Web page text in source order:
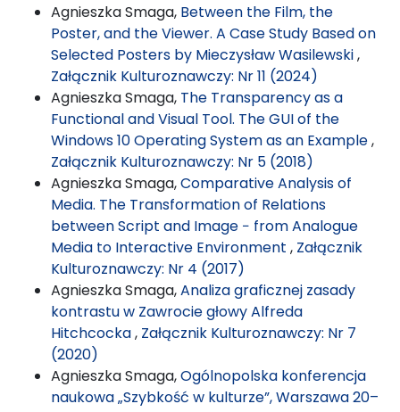
Agnieszka Smaga, Between the Film, the
Poster, and the Viewer. A Case Study Based on
Selected Posters by Mieczysław Wasilewski,
Załącznik Kulturoznawczy: Nr 11 (2024)
Agnieszka Smaga, The Transparency as a
Functional and Visual Tool. The GUI of the
Windows 10 Operating System as an Example,
Załącznik Kulturoznawczy: Nr 5 (2018)
Agnieszka Smaga,Comparative Analysis of
Media. The Transformation of Relations
between Script and Image − from Analogue
Media to Interactive Environment , Załącznik
Kulturoznawczy: Nr 4 (2017)
Agnieszka Smaga,Analiza graficznej zasady
kontrastu w Zawrocie głowy Alfreda
Hitchcocka, Załącznik Kulturoznawczy: Nr 7
(2020)
Agnieszka Smaga,Ogólnopolska konferencja
naukowa „Szybkość w kulturze”, Warszawa 20–